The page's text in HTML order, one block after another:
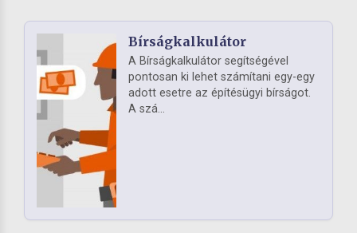
Bírságkalkulátor
A Bírságkalkulátor segítségével
pontosan ki lehet számítani egy-egy
adott esetre az építésügyi bírságot.
A szá...